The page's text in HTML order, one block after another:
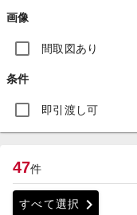
画像
間取図あり
条件
即引渡し可
47件
すべて選択 chevron_right